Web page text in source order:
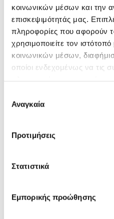
κοινωνικών μέσων και την
επισκεψιμότητάς μας.
πληροφορίες που αφορούν
χρησιμοποιείτε τον
κοινωνικών μέσων,
οποίοι ενδεχομένως να τις
των υπηρεσιών τους.
συγκατάθεσης
Αναγκαία
Προτιμήσεις
Στατιστικά
Εμπορικής προώθησης